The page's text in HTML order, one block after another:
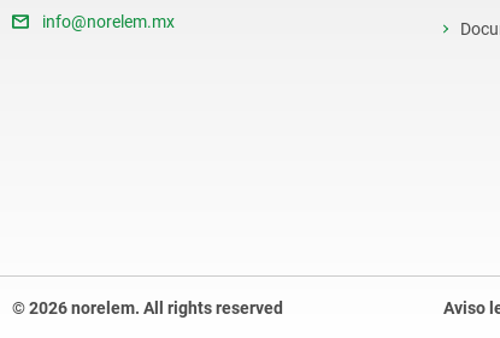
info@norelem.mx
© 2026 norelem. All rights reserved Aviso